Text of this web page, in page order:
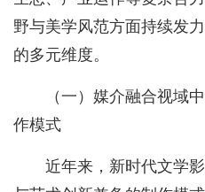
野与美学风范方面持续发
的多元维度。
（一）媒介融合视域
作模式
近年来，新时代文学